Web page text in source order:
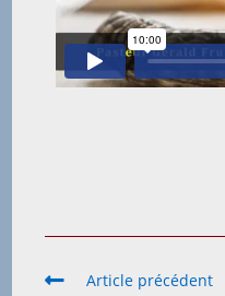
Article précédent